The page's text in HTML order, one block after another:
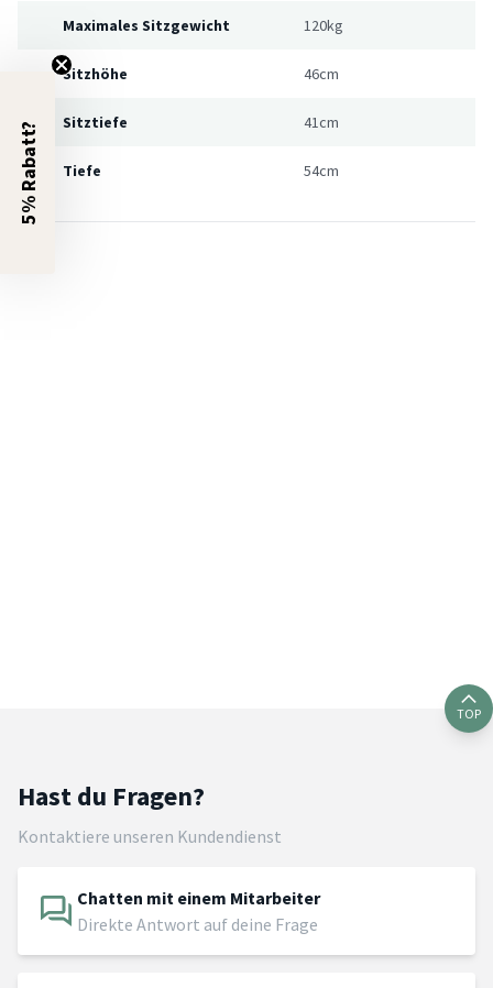
Maximales Sitzgewicht 120kg
Sitzhöhe 46cm
Sitztiefe 41cm
Tiefe 54cm
TOP
Hast du Fragen?
Kontaktiere unseren Kundendienst
Chatten mit einem Mitarbeiter
Direkte Antwort auf deine Frage
5% Rabatt?